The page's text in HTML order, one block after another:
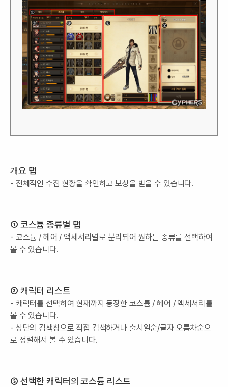
개요 탭
- 전체적인 수집 현황을 확인하고 보상을 받을 수 있습니다.
① 코스튬 종류별 탭
- 코스튬 / 헤어 / 액세서리별로 분리되어 원하는 종류를 선택하여
볼 수 있습니다.
② 캐릭터 리스트
- 캐릭터를 선택하여 현재까지 등장한 코스튬 / 헤어 / 액세서리를
볼 수 있습니다.
- 상단의 검색창으로 직접 검색하거나 출시일순/글자 오름차순으
로 정렬해서 볼 수 있습니다.
③ 선택한 캐릭터의 코스튬 리스트